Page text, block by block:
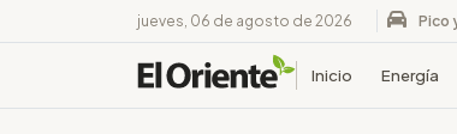
jueves, 06 de agosto de 2026 Pico
Inicio Energía